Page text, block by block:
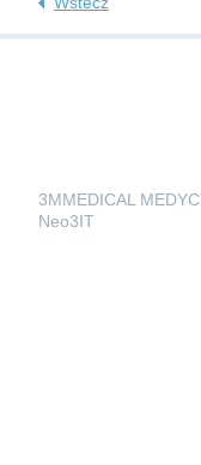
3MMEDICAL
Neo3IT